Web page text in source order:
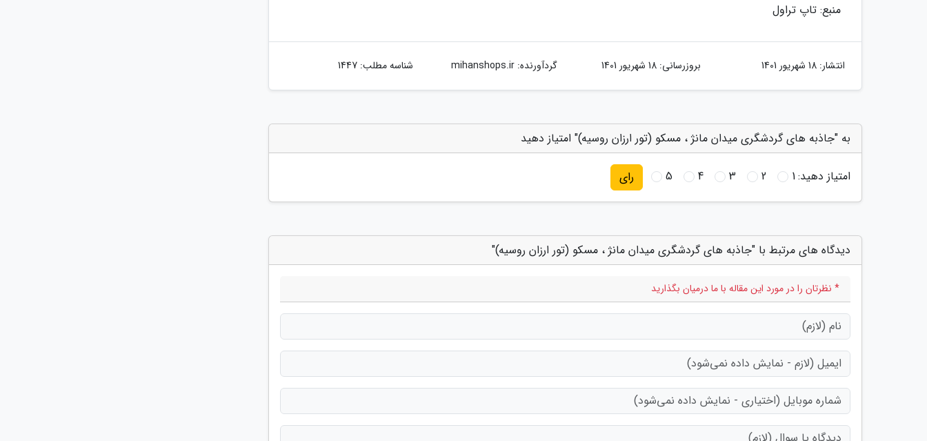
منبع: تاپ تراول
انتشار: 18 شهریور 1401 بروزرسانی: 18 شهریور 1401 گردآورنده:mihanshops.ir شناسه مطلب: 1447
به "جاذبه های گردشگری میدان مانژ ، مسکو (تور ارزان روسیه)" امتیاز دهید
امتیاز دهید:1
2
3
4
5 رای
دیدگاه های مرتبط با "جاذبه های گردشگری میدان مانژ ، مسکو (تور ارزان روسیه)"
* نظرتان را در مورد این مقاله با ما درمیان بگذارید